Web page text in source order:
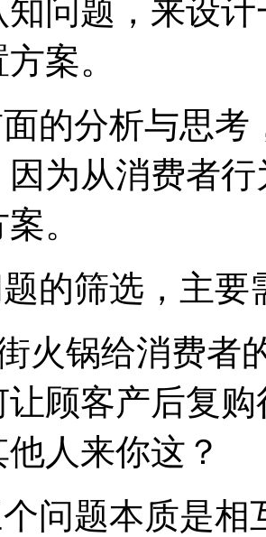
知问题，来设
案。
的分析与思考
为从消费者
。
的筛选，主要
火锅给消费者
让顾客产后复
人来你这？
问题本质是相